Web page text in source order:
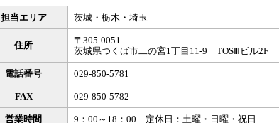
担当エリア 茨城・栃木・埼玉
住所
〒305-0051
茨城県つくば市二の宮1丁目11-9 TOSⅢビル2F
電話番号 029-850-5781
FAX 029-850-5782
営業時間 9：00～18：00 定休日：土曜・日曜・祝日